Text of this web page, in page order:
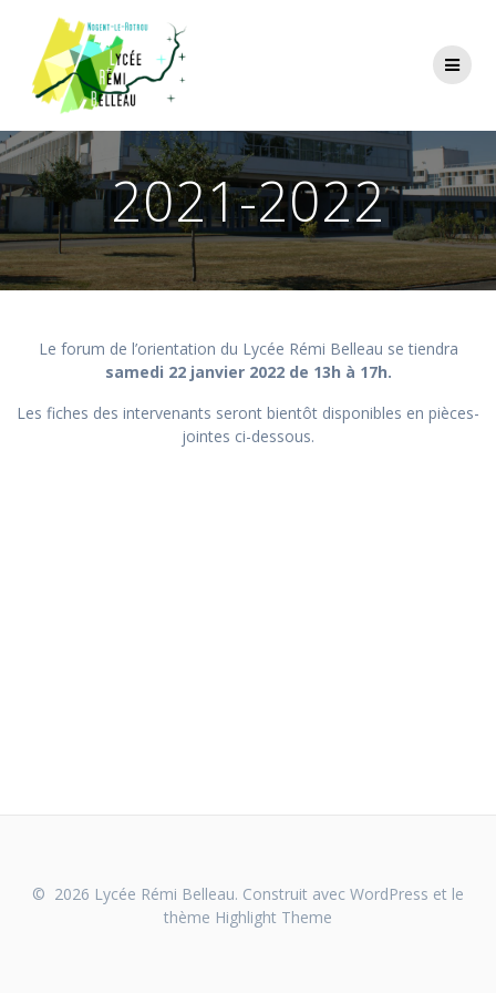
2021-2022
Le forum de l’orientation du Lycée Rémi Belleau se tiendra
samedi 22 janvier 2022 de 13h à 17h.
Les fiches des intervenants seront bientôt disponibles en pièces-
jointes ci-dessous.
© 2026 Lycée Rémi Belleau. Construit avec WordPress et le
thème Highlight Theme